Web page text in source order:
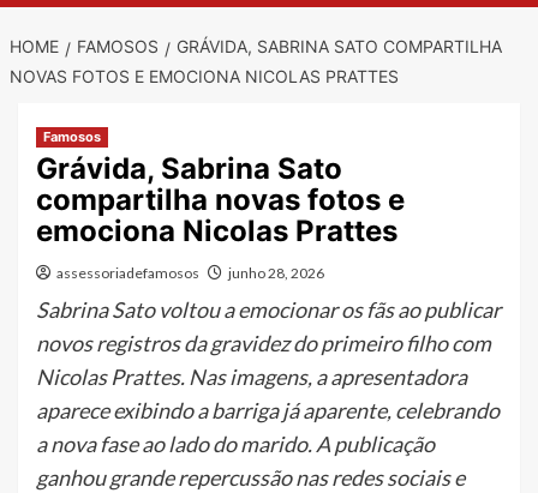
HOME FAMOSOS
GRÁVIDA, SABRINA SATO COMPARTILHA
NOVAS FOTOS E EMOCIONA NICOLAS PRATTES
Famosos
Grávida, Sabrina Sato
compartilha novas fotos e
emociona Nicolas Prattes
assessoriadefamosos junho 28, 2026
Sabrina Sato voltou a emocionar os fãs ao publicar
novos registros da gravidez do primeiro filho com
Nicolas Prattes. Nas imagens, a apresentadora
aparece exibindo a barriga já aparente, celebrando
a nova fase ao lado do marido. A publicação
ganhou grande repercussão nas redes sociais e